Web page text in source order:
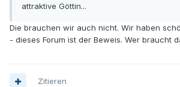
attraktive Göttin...
Die brauchen wir auch nicht. Wir haben
- dieses Forum ist der Beweis. Wer braucht
Zitieren